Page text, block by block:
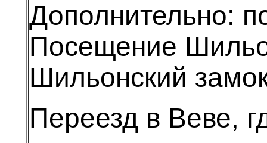
Дополнительно:
Посещение
Шильонский
Переезд в Веве,